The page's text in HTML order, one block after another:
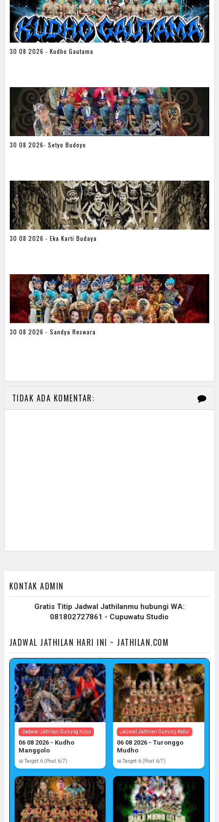
30 08 2026 - Kudho Gautama
30 08 2026- Setyo Budoyo
30 08 2026 - Eka Karti Budaya
30 08 2026 - Sandya Reswara
TIDAK ADA KOMENTAR:
KONTAK ADMIN
Gratis Titip Jadwal Jathilanmu hubungi WA:
081802727861 - Cupuwatu Studio
JADWAL JATHILAN HARI INI ~ JATHILAN.COM
Jadwal Jathilan Gunung Kidul
06 08 2026 - Kudho
Manggolo
📅 Target: 6 (Post: 6/7)
Jadwal Jathilan Gunung Kidul
06 08 2026 - Turonggo
Mudho
📅 Target: 6 (Post: 6/7)